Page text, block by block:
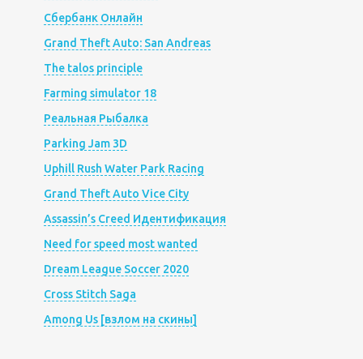
Сбербанк Онлайн
Grand Theft Auto: San Andreas
The talos principle
Farming simulator 18
Реальная Рыбалка
Parking Jam 3D
Uphill Rush Water Park Racing
Grand Theft Auto Vice City
Assassin’s Creed Идентификация
Need for speed most wanted
Dream League Soccer 2020
Cross Stitch Saga
Among Us [взлом на скины]